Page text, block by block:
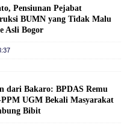
Pensiunan Pejabat
BUMN yang Tidak Malu
Asli Bogor
dari Bakaro: BPDAS Remu
UGM Bekali Masyarakat
Bibit